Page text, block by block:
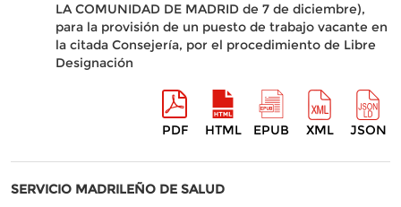
LA COMUNIDAD DE MADRID de 7 de diciembre),
para la provisión de un puesto de trabajo vacante en
la citada Consejería, por el procedimiento de Libre
Designación
PDF HTML EPUB XML JSON
SERVICIO MADRILEÑO DE SALUD